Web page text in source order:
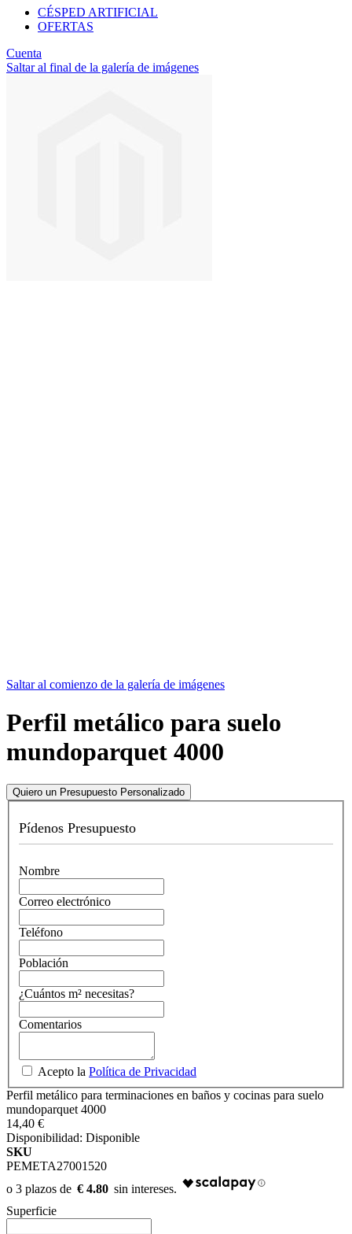
CÉSPED ARTIFICIAL
OFERTAS
Cuenta
Saltar al final de la galería de imágenes
Saltar al comienzo de la galería de imágenes
Perfil metálico para suelo
mundoparquet 4000
Quiero un Presupuesto Personalizado
Pídenos Presupuesto
Nombre
Correo electrónico
Teléfono
Población
¿Cuántos m² necesitas?
Comentarios
Acepto la Política de Privacidad
Perfil metálico para terminaciones en baños y cocinas para suelo
mundoparquet 4000
14,40 €
Disponibilidad: Disponible
SKU
PEMETA27001520
€ 4.80
Superficie